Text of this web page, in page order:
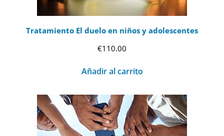
Tratamiento El duelo en niños y adolescentes
€110.00
Añadir al carrito